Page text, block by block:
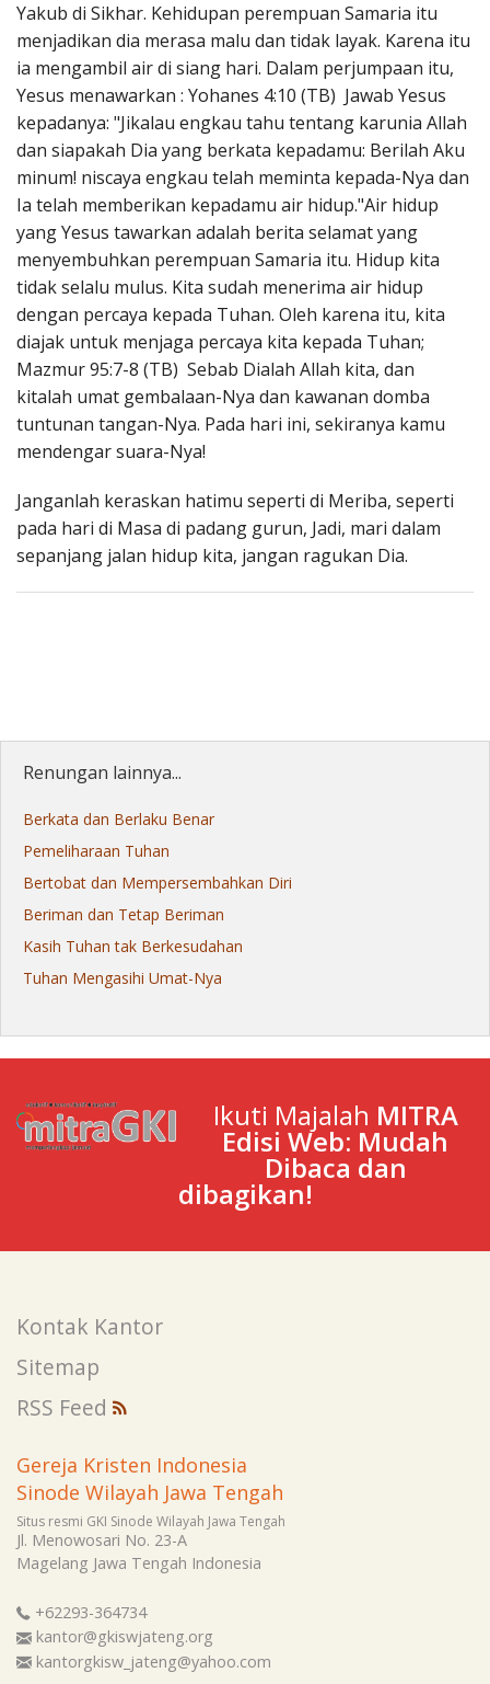
Yakub di Sikhar. Kehidupan perempuan Samaria itu
menjadikan dia merasa malu dan tidak layak. Karena itu
ia mengambil air di siang hari. Dalam perjumpaan itu,
Yesus menawarkan : Yohanes 4:10 (TB) Jawab Yesus
kepadanya: "Jikalau engkau tahu tentang karunia Allah
dan siapakah Dia yang berkata kepadamu: Berilah Aku
minum! niscaya engkau telah meminta kepada-Nya dan
Ia telah memberikan kepadamu air hidup."Air hidup
yang Yesus tawarkan adalah berita selamat yang
menyembuhkan perempuan Samaria itu. Hidup kita
tidak selalu mulus. Kita sudah menerima air hidup
dengan percaya kepada Tuhan. Oleh karena itu, kita
diajak untuk menjaga percaya kita kepada Tuhan;
Mazmur 95:7-8 (TB) Sebab Dialah Allah kita, dan
kitalah umat gembalaan-Nya dan kawanan domba
tuntunan tangan-Nya. Pada hari ini, sekiranya kamu
mendengar suara-Nya!
Janganlah keraskan hatimu seperti di Meriba, seperti
pada hari di Masa di padang gurun, Jadi, mari dalam
sepanjang jalan hidup kita, jangan ragukan Dia.
Renungan lainnya...
Berkata dan Berlaku Benar
Pemeliharaan Tuhan
Bertobat dan Mempersembahkan Diri
Beriman dan Tetap Beriman
Kasih Tuhan tak Berkesudahan
Tuhan Mengasihi Umat-Nya
Ikuti Majalah MITRA
Edisi Web: Mudah
Dibaca dan
dibagikan!
Kontak Kantor
Sitemap
RSS Feed
Gereja Kristen Indonesia
Sinode Wilayah Jawa Tengah
Situs resmi GKI Sinode Wilayah Jawa Tengah
Jl. Menowosari No. 23-A
Magelang Jawa Tengah Indonesia
+62293-364734
kantor@gkiswjateng.org
kantorgkisw_jateng@yahoo.com